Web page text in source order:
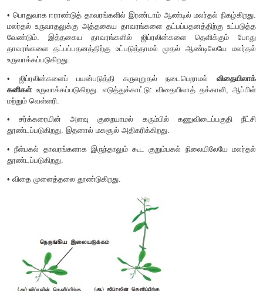
6. உயிர் ஆய்ந்தறிதல் (குட்டை பட்டாணி ஆய்வு)
குட்டை பட்டாணி விதைகளை முளைக் குருத்து
அனுமதிக்கப்படுகிறது. சில நாற்றுக்களின் மீது GA
வேண்டும். மற்ற நாற்றுக்கள் கட்டுப்படுத்தப்பட்ட நிலையில்
விதையிலை மேல் தண்டின் வளர்ச்சி அளவிடப்படுகிறது. GA
நாற்றுகளின் விதையிலை மேல் தண்டு நன்கு வளர்ச்சி
முடிகிறது.
7. வாழ்வியல் விளைவுகள்
• செல் பகுப்பு மற்றும் செல் நீட்சி காரணமாக
உருவாகிறது.
நெருங்கிய இலையடுக்கம் கொண்ட தாவரங்கள் (மரபியல்
தாவரம்) மீது ஜிப்ரலின்கள் தெளிக்கும் போது அசாதாரண
நீட்சியடைகிறது. திடீரென தண்டு நீட்சியடைவதும்
என அழைக்கப்படுகிறது (படம் 15.9).
இவை உருளைக்கிழங்கில் மொட்டு உறக்கத்தை நீக்குகிறது.
பொதுவாக ஈராண்டுத் தாவரங்களில் இரண்டாம் ஆண்டில்